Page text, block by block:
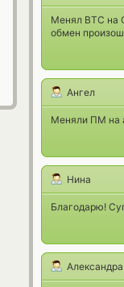
Менял BTC на
обмен
Ангел
Меняли ПМ на
Нина
Благодарю!
Александра